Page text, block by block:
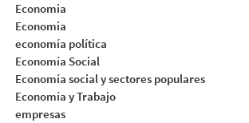
Economia
Economia
economía política
Economía Social
Economía social y sectores populares
Economía y Trabajo
empresas